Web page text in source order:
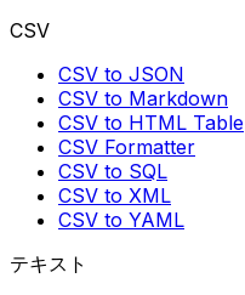
CSV
CSV to JSON
CSV to Markdown
CSV to HTML Table
CSV Formatter
CSV to SQL
CSV to XML
CSV to YAML
テキスト